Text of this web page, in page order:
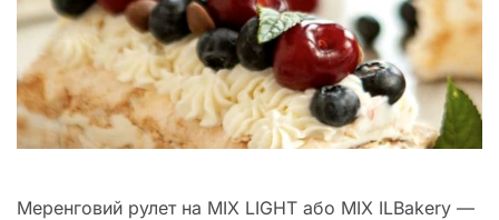
Меренговий рулет на MIX LIGHT або MIX ILBakery —